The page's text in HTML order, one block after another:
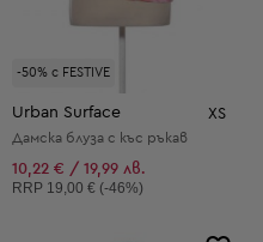
-50% с FESTIVE
Urban Surface XS
Дамска блуза с къс ръкав
10,22 € / 19,99 лв.
Препоръчителна цена:
RRP 19,00 € (-46%)